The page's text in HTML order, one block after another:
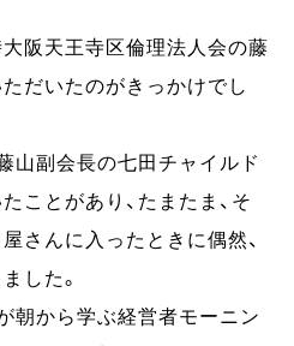
阪天王寺区倫理法人会の藤
だいたのがきっかけでし
山副会長の七田チャイルド
ことがあり、たまたま、そ
さんに入ったときに偶然、
した。
朝から学ぶ経営者モーニン